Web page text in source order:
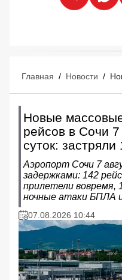
Главная / Новости /
Новые
рейсов в Сочи 7
суток:
Аэропорт Сочи 7
задержками: 142
прилетели
ночные атаки БПЛА
07.08.2026 10:44